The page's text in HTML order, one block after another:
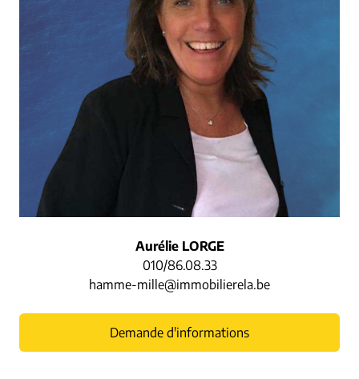
Aurélie LORGE
010/86.08.33
hamme-mille@immobilierela.be
Demande d'informations